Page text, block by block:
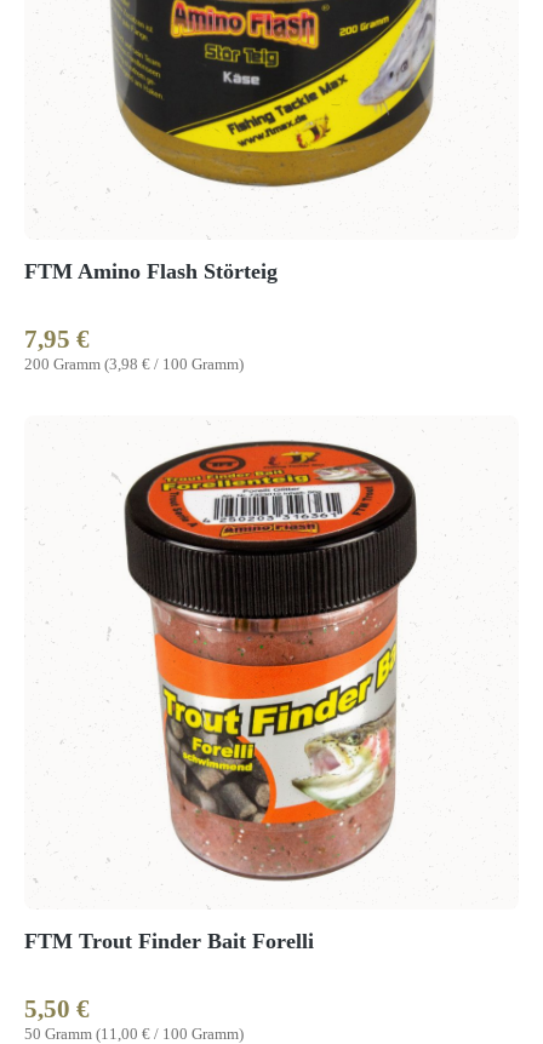
FTM Amino Flash Störteig
200 Gramm (3,98 € / 100 Gramm)
Regulärer Preis:
7,95 €
FTM Trout Finder Bait Forelli
50 Gramm (11,00 € / 100 Gramm)
Regulärer Preis:
5,50 €